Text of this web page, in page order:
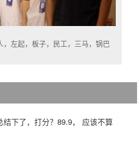
，左起，板子，民工，三马，锅巴
下了，打分？89.9， 应该不算